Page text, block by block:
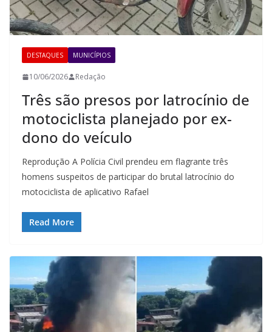
DESTAQUES MUNICÍPIOS
10/06/2026 Redação
Três são presos por latrocínio de
motociclista planejado por ex-
dono do veículo
Reprodução A Polícia Civil prendeu em flagrante três
homens suspeitos de participar do brutal latrocínio do
motociclista de aplicativo Rafael
Read More